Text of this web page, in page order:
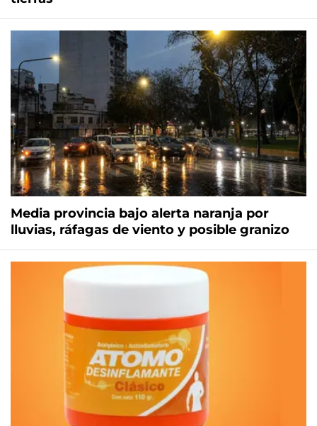
Media provincia bajo alerta naranja por
lluvias, ráfagas de viento y posible granizo